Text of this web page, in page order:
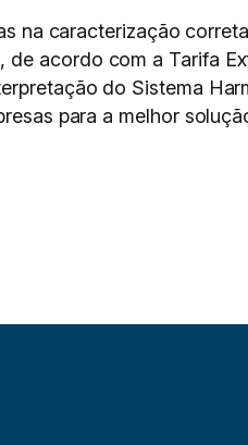
na caracterização
acordo com a Tarifa
do Sistema
para a melhor